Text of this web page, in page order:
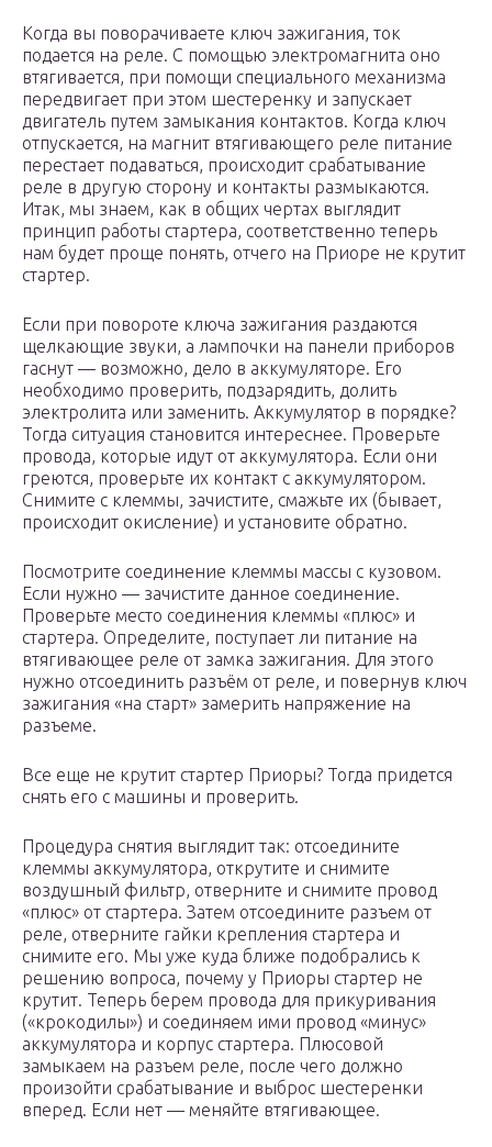
Когда вы поворачиваете ключ зажигания, ток
подается на реле. С помощью электромагнита оно
втягивается, при помощи специального механизма
передвигает при этом шестеренку и запускает
двигатель путем замыкания контактов. Когда ключ
отпускается, на магнит втягивающего реле питание
перестает подаваться, происходит срабатывание
реле в другую сторону и контакты размыкаются.
Итак, мы знаем, как в общих чертах выглядит
принцип работы стартера, соответственно теперь
нам будет проще понять, отчего на Приоре не крутит
стартер.
Если при повороте ключа зажигания раздаются
щелкающие звуки, а лампочки на панели приборов
гаснут — возможно, дело в аккумуляторе. Его
необходимо проверить, подзарядить, долить
электролита или заменить. Аккумулятор в порядке?
Тогда ситуация становится интереснее. Проверьте
провода, которые идут от аккумулятора. Если они
греются, проверьте их контакт с аккумулятором.
Снимите с клеммы, зачистите, смажьте их (бывает,
происходит окисление) и установите обратно.
Посмотрите соединение клеммы массы с кузовом.
Если нужно — зачистите данное соединение.
Проверьте место соединения клеммы «плюс» и
стартера. Определите, поступает ли питание на
втягивающее реле от замка зажигания. Для этого
нужно отсоединить разъём от реле, и повернув ключ
зажигания «на старт» замерить напряжение на
разъеме.
Все еще не крутит стартер Приоры? Тогда придется
снять его с машины и проверить.
Процедура снятия выглядит так: отсоедините
клеммы аккумулятора, открутите и снимите
воздушный фильтр, отверните и снимите провод
«плюс» от стартера. Затем отсоедините разъем от
реле, отверните гайки крепления стартера и
снимите его. Мы уже куда ближе подобрались к
решению вопроса, почему у Приоры стартер не
крутит. Теперь берем провода для прикуривания
(«крокодилы») и соединяем ими провод «минус»
аккумулятора и корпус стартера. Плюсовой
замыкаем на разъем реле, после чего должно
произойти срабатывание и выброс шестеренки
вперед. Если нет — меняйте втягивающее.